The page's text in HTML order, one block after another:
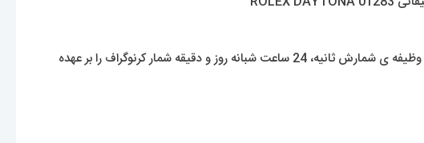
در قلب این ساعت زیبا یک موتور اتومات قرار گرفته که انرژی خود را از حرکت دست و کوک کردن تأمین میکند. موتور های داخل صفحه وظیفه ی شمارش ثانیه، 24 ساعت شبانه روز و دقیقه شمار کرنوگراف را بر عهده